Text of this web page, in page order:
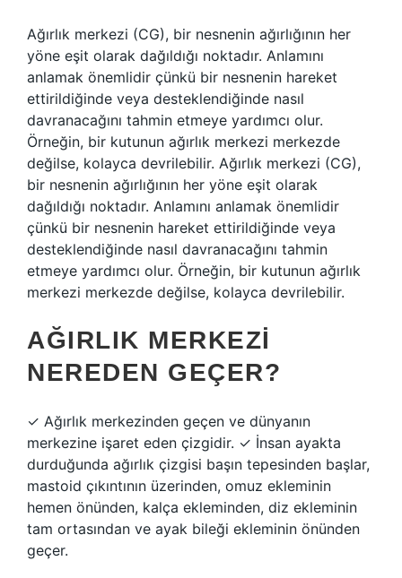
Ağırlık merkezi (CG), bir nesnenin ağırlığının her
yöne eşit olarak dağıldığı noktadır. Anlamını
anlamak önemlidir çünkü bir nesnenin hareket
ettirildiğinde veya desteklendiğinde nasıl
davranacağını tahmin etmeye yardımcı olur.
Örneğin, bir kutunun ağırlık merkezi merkezde
değilse, kolayca devrilebilir. Ağırlık merkezi (CG),
bir nesnenin ağırlığının her yöne eşit olarak
dağıldığı noktadır. Anlamını anlamak önemlidir
çünkü bir nesnenin hareket ettirildiğinde veya
desteklendiğinde nasıl davranacağını tahmin
etmeye yardımcı olur. Örneğin, bir kutunun ağırlık
merkezi merkezde değilse, kolayca devrilebilir.
AĞIRLIK MERKEZI
NEREDEN GEÇER?
✓ Ağırlık merkezinden geçen ve dünyanın
merkezine işaret eden çizgidir. ✓ İnsan ayakta
durduğunda ağırlık çizgisi başın tepesinden başlar,
mastoid çıkıntının üzerinden, omuz ekleminin
hemen önünden, kalça ekleminden, diz ekleminin
tam ortasından ve ayak bileği ekleminin önünden
geçer.